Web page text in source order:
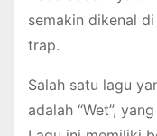
semakin dikenal
trap.
Salah satu lagu
adalah “Wet”,